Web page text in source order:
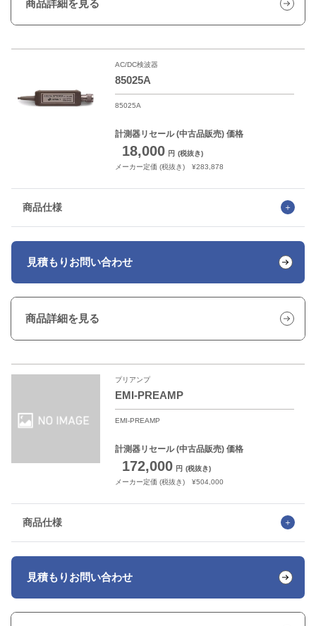
商品詳細を見る
AC/DC検波器
85025A
85025A
計測器リセール(中古品販売) 価格
18,000 円 (税抜き)
メーカー定価 (税抜き) ¥283,878
商品仕様
見積もり お問い合わせ
商品詳細を見る
プリアンプ
EMI-PREAMP
EMI-PREAMP
計測器リセール(中古品販売) 価格
172,000 円 (税抜き)
メーカー定価 (税抜き) ¥504,000
商品仕様
見積もり お問い合わせ